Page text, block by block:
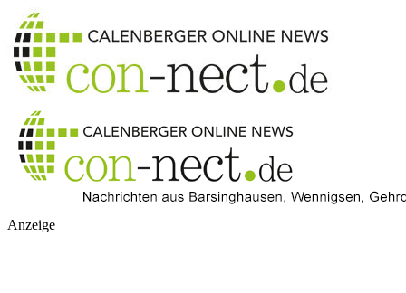
Anzeige